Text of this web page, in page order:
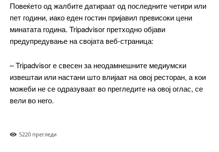
ИЗБЕРЕТЕ ПЛАН
Etiam est nibh, lobortis sit
Praesent euismod ac
Ut mollis pellentesque tortor
Orci varius natoque dolor
Повеќето од жалбите датираат од последните четири или
пет години, иако еден гостин пријавил превисоки цени
минатата година. Tripadvisor претходно објави
предупредување на својата веб-страница:
– Tripadvisor е свесен за неодамнешните медиумски
извештаи или настани што влијаат на овој ресторан, а кои
можеби не се одразуваат во прегледите на овој оглас, се
вели во него.
5220 прегледи